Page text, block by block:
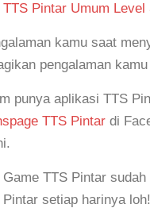
Pintar Umum Level
kamu saat
pengalaman
punya aplikasi TTS
TTS Pintar di
TTS Pintar
setiap harinya